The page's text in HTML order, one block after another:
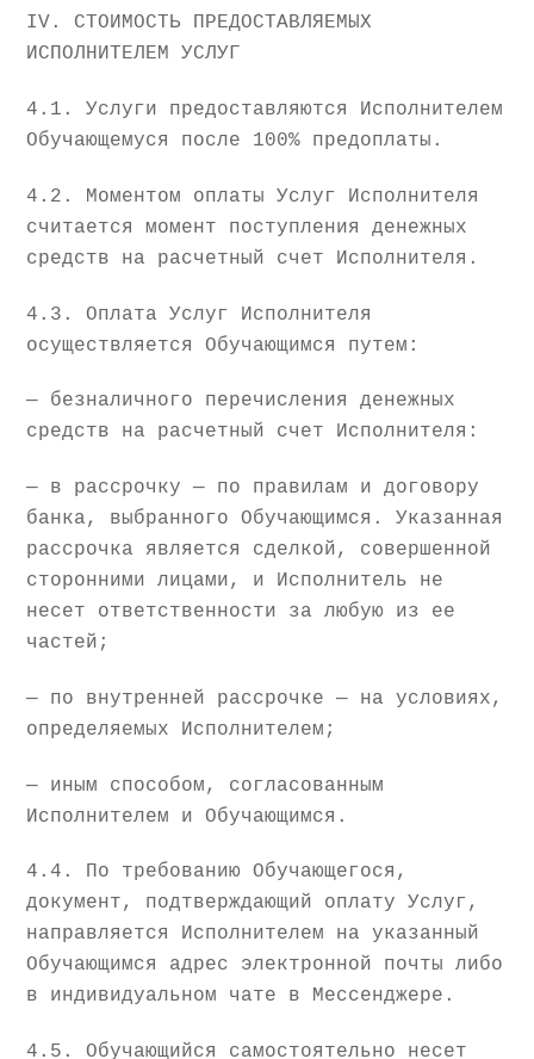
IV. СТОИМОСТЬ ПРЕДОСТАВЛЯЕМЫХ
ИСПОЛНИТЕЛЕМ УСЛУГ
4.1. Услуги предоставляются Исполнителем
Обучающемуся после 100% предоплаты.
4.2. Моментом оплаты Услуг Исполнителя
считается момент поступления денежных
средств на расчетный счет Исполнителя.
4.3. Оплата Услуг Исполнителя
осуществляется Обучающимся путем:
— безналичного перечисления денежных
средств на расчетный счет Исполнителя:
— в рассрочку — по правилам и договору
банка, выбранного Обучающимся. Указанная
рассрочка является сделкой, совершенной
сторонними лицами, и Исполнитель не
несет ответственности за любую из ее
частей;
— по внутренней рассрочке — на условиях,
определяемых Исполнителем;
— иным способом, согласованным
Исполнителем и Обучающимся.
4.4. По требованию Обучающегося,
документ, подтверждающий оплату Услуг,
направляется Исполнителем на указанный
Обучающимся адрес электронной почты либо
в индивидуальном чате в Мессенджере.
4.5. Обучающийся самостоятельно несет